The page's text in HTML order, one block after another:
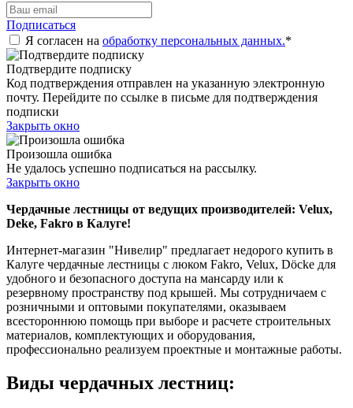
Подписаться
Я согласен на обработку персональных данных.*
Подтвердите подписку
Код подтверждения отправлен на указанную электронную
почту. Перейдите по ссылке в письме для подтверждения
подписки
Закрыть окно
Произошла ошибка
Не удалось успешно подписаться на рассылку.
Закрыть окно
Чердачные лестницы от ведущих производителей: Velux,
Deke, Fakro в Калуге!
Интернет-магазин "Нивелир" предлагает недорого купить в
Калуге чердачные лестницы с люком Fakro, Velux, Döcke для
удобного и безопасного доступа на мансарду или к
резервному пространству под крышей. Мы сотрудничаем с
розничными и оптовыми покупателями, оказываем
всестороннюю помощь при выборе и расчете строительных
материалов, комплектующих и оборудования,
профессионально реализуем проектные и монтажные работы.
Виды чердачных лестниц: